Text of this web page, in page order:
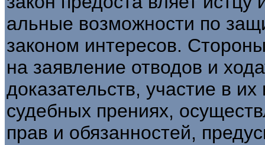
альные возможности по
законом интересов.
на заявление отводов и
доказательств, участие в
судебных прениях,
прав и обязанностей,